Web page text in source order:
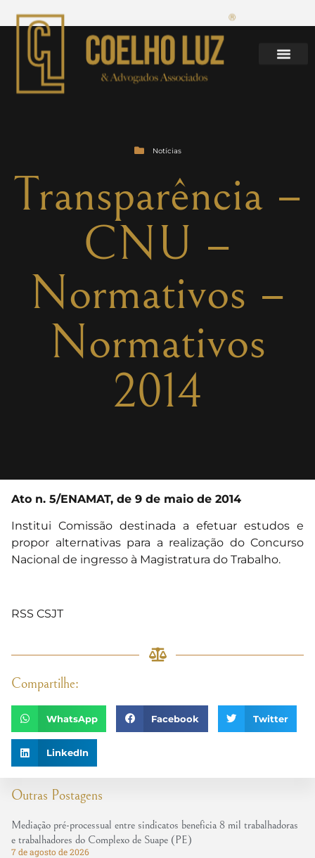
Notícias
Transparência –
CNU –
Normativos –
Normativos
2014
Outras Postagens
Mediação pré-processual entre sindicatos beneficia 8 mil trabalhadoras
e trabalhadores do Complexo de Suape (PE)
7 de agosto de 2026
Ato n. 5/ENAMAT, de 9 de maio de 2014
Institui Comissão destinada a efetuar estudos e
propor alternativas para a realização do Concurso
Nacional de ingresso à Magistratura do Trabalho.
RSS CSJT
Compartilhe:
WhatsApp Facebook Twitter
LinkedIn